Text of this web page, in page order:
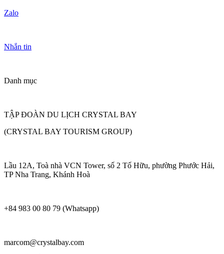
Zalo
Nhắn tin
Danh mục
TẬP ĐOÀN DU LỊCH CRYSTAL BAY
(CRYSTAL BAY TOURISM GROUP)
Lầu 12A, Toà nhà VCN Tower, số 2 Tố Hữu, phường Phước Hải,
TP Nha Trang, Khánh Hoà
+84 983 00 80 79 (Whatsapp)
marcom@crystalbay.com